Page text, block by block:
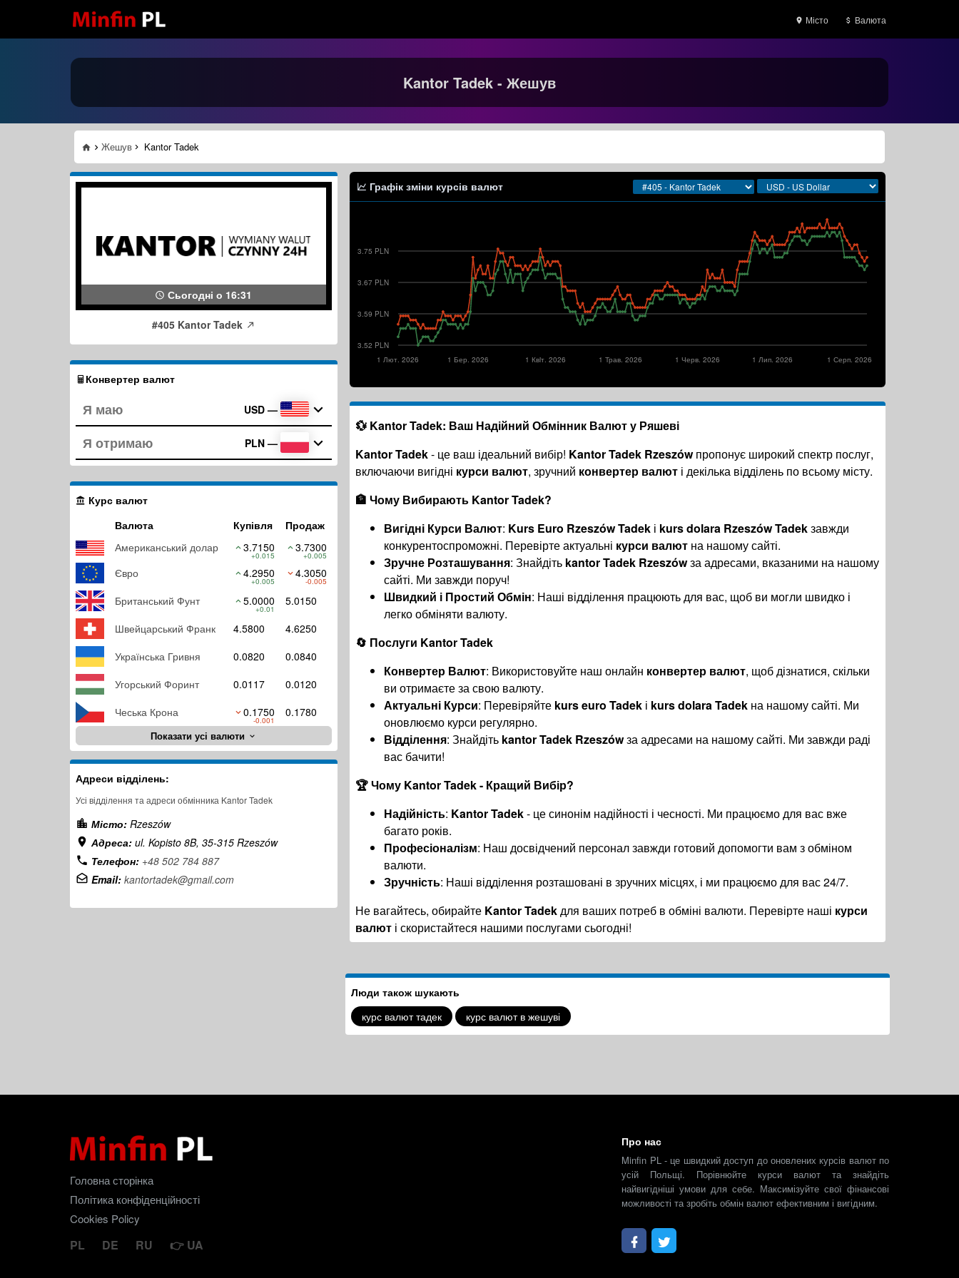
Місто Валюта
Kantor Tadek - Жешув
Жешув Kantor Tadek
Сьогодні о 16:31
#405 Kantor Tadek
Конвертер валют
USD —
PLN —
Курс валют
Валюта
Купівля
Продаж
Американський долар
3.7150
+0.015
3.7300
+0.005
Євро 4.2950
+0.005
4.3050
-0.005
Британський Фунт 5.0000
+0.01
5.0150
Швейцарський Франк
4.5800
4.6250
Українська Гривня
0.0820
0.0840
Угорський Форинт
0.0117
0.0120
Чеська Крона
0.1750
-0.001
0.1780
Показати усі валюти
Адреси відділень:
Усі відділення та адреси обмінника Kantor Tadek
Місто: Rzeszów
Адреса: ul. Kopisto 8B, 35-315 Rzeszów
Телефон: +48 502 784 887
Email: kantortadek@gmail.com
Графік зміни курсів валют
3.52 PLN
3.59 PLN
3.67 PLN
3.75 PLN
1 Серп. 2026
1 Лип. 2026
1 Черв. 2026
1 Трав. 2026
1 Квiт. 2026
1 Бер. 2026
1 Лют. 2026
💱 Kantor Tadek: Ваш Надійний Обмінник Валют у Ряшеві
Kantor Tadek- це ваш ідеальний вибір! Kantor Tadek Rzeszówпропонує широкий спектр послуг,
включаючи вигідні курси валют, зручний конвертер валюті декілька відділень по всьому місту.
🏦 Чому Вибирають Kantor Tadek?
Вигідні Курси Валют: Kurs Euro Rzeszów Tadekі kurs dolara Rzeszów Tadekзавжди
конкурентоспроможні. Перевірте актуальні курси валютна нашому сайті.
Зручне Розташування: Знайдіть kantor Tadek Rzeszówза адресами, вказаними на нашому
сайті. Ми завжди поруч!
Швидкий і Простий Обмін: Наші відділення працюють для вас, щоб ви могли швидко і
легко обміняти валюту.
🔄 Послуги Kantor Tadek
Конвертер Валют: Використовуйте наш онлайн конвертер валют, щоб дізнатися, скільки
ви отримаєте за свою валюту.
Актуальні Курси: Перевіряйте kurs euro Tadekі kurs dolara Tadekна нашому сайті. Ми
оновлюємо курси регулярно.
Відділення: Знайдіть kantor Tadek Rzeszówза адресами на нашому сайті. Ми завжди раді
вас бачити!
🏆 Чому Kantor Tadek- Кращий Вибір?
Надійність: Kantor Tadek- це синонім надійності і чесності. Ми працюємо для вас вже
багато років.
Професіоналізм: Наш досвідчений персонал завжди готовий допомогти вам з обміном
валюти.
Зручність: Наші відділення розташовані в зручних місцях, і ми працюємо для вас 24/7.
Не вагайтесь, обирайте Kantor Tadekдля ваших потреб в обміні валюти. Перевірте наші курси
валюті скористайтеся нашими послугами сьогодні!
Люди також шукають
курс валют тадек
курс валют в жешуві
Головна сторінка
Політика конфіденційності
Cookies Policy
PL DE RU UA
Про нас
Minfin PL - це швидкий доступ до оновлених курсів валют по
усій Польщі. Порівнюйте курси валют та знайдіть
найвигідніші умови для себе. Максимізуйте свої фінансові
можливості та зробіть обмін валют ефективним і вигідним.